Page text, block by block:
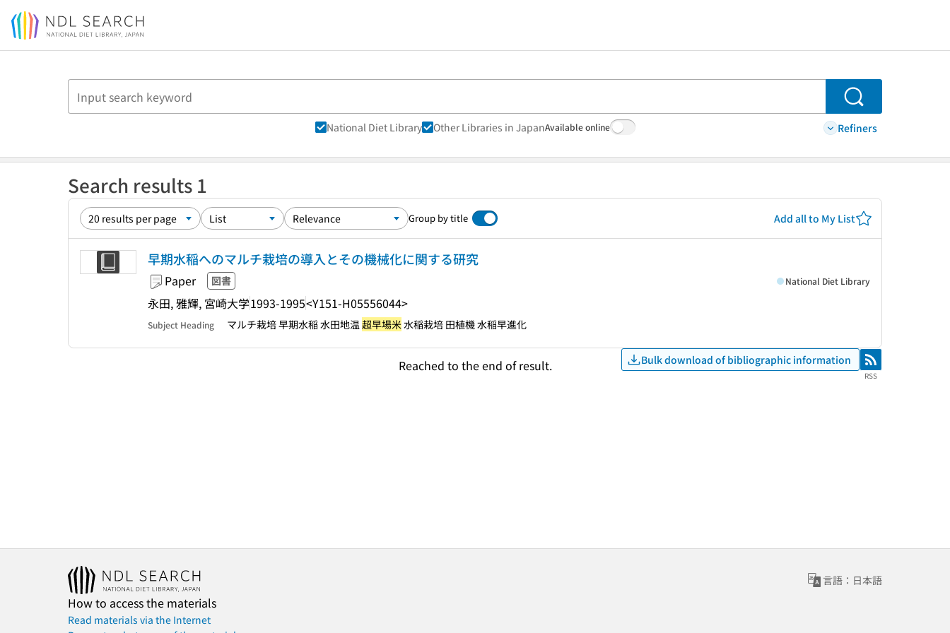
Jump to main content
Search
National Diet Library Other Libraries in JapanAvailable online Refiners
Search results 1
Group by title Add all to My List
早期水稲へのマルチ栽培の導入とその機械化に関する研究
Paper 図書
永田, 雅輝, 宮崎大学1993-1995<Y151-H05556044>
National Diet Library
Subject Heading マルチ栽培 早期水稲 水田地温超早場米水稲栽培 田植機 水稲早進化
Reached to the end of result. Bulk download of bibliographic information RSS
RSS
言語：日本語
How to access the materials
Read materials via the Internet